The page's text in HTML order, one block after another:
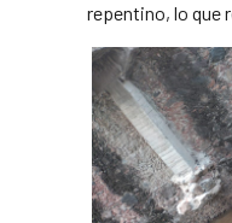
repentino, lo que